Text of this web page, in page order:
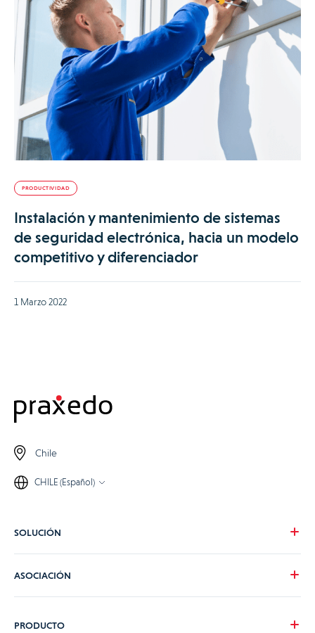
PRODUCTIVIDAD
Instalación y mantenimiento de sistemas
de seguridad electrónica, hacia un modelo
competitivo y diferenciador
1 Marzo 2022
Chile
CHILE (Español)
SOLUCIÓN
Tarifas
ASOCIACIÓN
PRODUCTO